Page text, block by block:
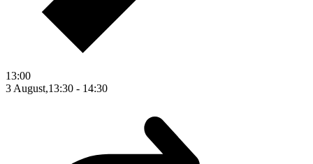
13:00
3 August,13:30 - 14:30